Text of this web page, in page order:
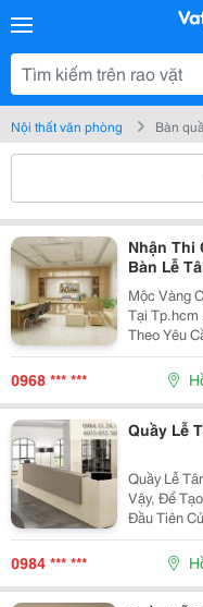
Nội thất văn phòng Bàn
Nhận Thi
Bàn Lễ
Mộc Vàng
Tại Tp.hcm
Theo Yêu
Miễn Phí
Phòng.
0968 *** ***
Quầy Lễ
Quầy Lễ
Vậy, Để
Đầu Tiên
Trong Việc
Được Điều
0984 *** ***